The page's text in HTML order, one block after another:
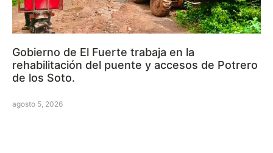
Gobierno de El Fuerte trabaja en la
rehabilitación del puente y accesos de Potrero
de los Soto.
agosto 5, 2026